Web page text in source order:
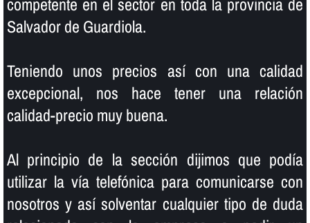
Salvador de Guardiola.
Teniendo unos precios así­ con una calidad
excepcional, nos hace tener una relación
calidad-precio muy buena.
Al principio de la sección dijimos que podí­a
utilizar la ví­a telefónica para comunicarse con
nosotros y así­ solventar cualquier tipo de duda